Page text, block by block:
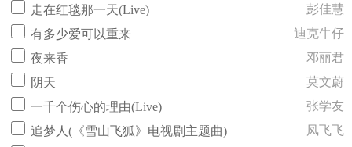
走在红毯那一天(Live)
彭佳慧
有多少爱可以重来
迪克牛仔
夜来香
邓丽君
阴天
莫文蔚
一千个伤心的理由(Live)
张学友
追梦人(《雪山飞狐》电视剧主题曲)
凤飞飞